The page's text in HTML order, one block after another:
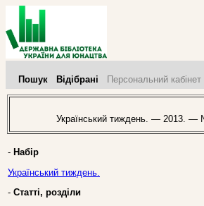
Пошук Відібрані Персональний кабінет
Український тиждень. — 2013. —
- Набір
Український тиждень.
- Статті, розділи